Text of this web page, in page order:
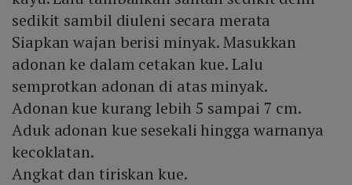
sedikit sambil diuleni secara merata
Siapkan wajan berisi minyak. Masukkan
adonan ke dalam cetakan kue. Lalu
semprotkan adonan di atas minyak.
Adonan kue kurang lebih 5 sampai 7 cm.
Aduk adonan kue sesekali hingga warnanya
kecoklatan.
Angkat dan tiriskan kue.